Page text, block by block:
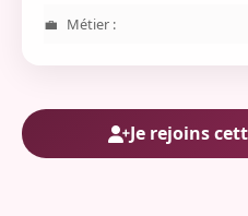
Métier :
Je rejoins